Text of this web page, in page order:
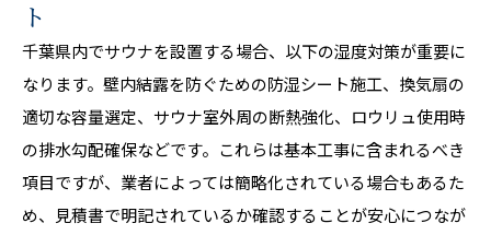
ト
千葉県内でサウナを設置する場合、以下の湿度対策が重要に
なります。壁内結露を防ぐための防湿シート施工、換気扇の
適切な容量選定、サウナ室外周の断熱強化、ロウリュ使用時
の排水勾配確保などです。これらは基本工事に含まれるべき
項目ですが、業者によっては簡略化されている場合もあるた
め、見積書で明記されているか確認することが安心につなが